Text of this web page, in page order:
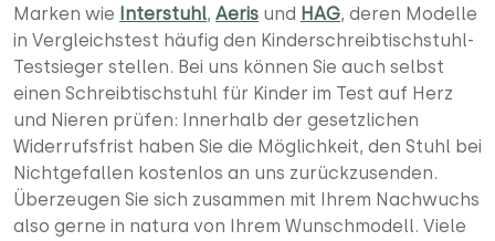
Marken wie Interstuhl, Aeris und HAG, deren Modelle
in Vergleichstest häufig den Kinderschreibtischstuhl-
Testsieger stellen. Bei uns können Sie auch selbst
einen Schreibtischstuhl für Kinder im Test auf Herz
und Nieren prüfen: Innerhalb der gesetzlichen
Widerrufsfrist haben Sie die Möglichkeit, den Stuhl bei
Nichtgefallen kostenlos an uns zurückzusenden.
Überzeugen Sie sich zusammen mit Ihrem Nachwuchs
also gerne in natura von Ihrem Wunschmodell. Viele